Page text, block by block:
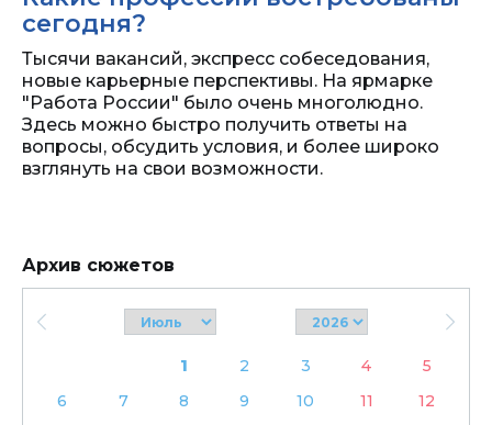
сегодня?
Тысячи вакансий, экспресс собеседования,
новые карьерные перспективы. На ярмарке
"Работа России" было очень многолюдно.
Здесь можно быстро получить ответы на
вопросы, обсудить условия, и более широко
взглянуть на свои возможности.
Архив сюжетов
1 2 3 4
5
6
7 8 9 10 11 12